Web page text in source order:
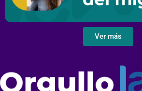
Ver más